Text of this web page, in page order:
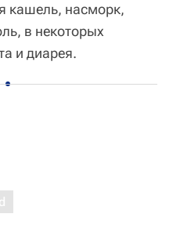
кашель, насморк,
в некоторых
и диарея.